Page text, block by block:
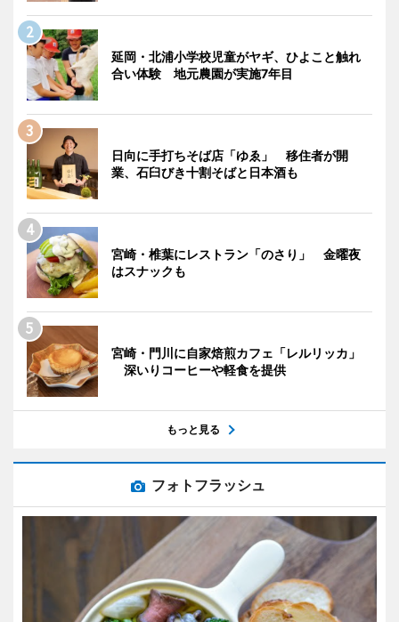
延岡・北浦小学校児童がヤギ、ひよこと触れ
合い体験 地元農園が実施7年目
日向に手打ちそば店「ゆゑ」 移住者が開
業、石臼びき十割そばと日本酒も
宮崎・椎葉にレストラン「のさり」 金曜夜
はスナックも
宮崎・門川に自家焙煎カフェ「レルリッカ」
深いりコーヒーや軽食を提供
もっと見る
フォトフラッシュ